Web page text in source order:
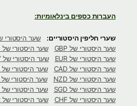
העברות כספים בינלאומיות:
שערי חליפין היסטוריים:
שער היסטורי של AUD
שער היסטורי של GBP
שער היסטורי של MXN
שער היסטורי של EUR
שער היסטורי של JPY
שער היסטורי של CAD
שער היסטורי של INR
שער היסטורי של NZD
שער היסטורי של ZAR
שער היסטורי של SGD
שער היסטורי של USD
שער היסטורי של CHF
שער היסטורי של IDR